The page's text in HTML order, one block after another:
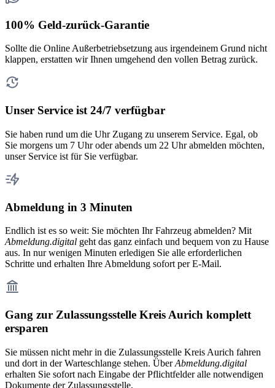
100% Geld-zurück-Garantie
Sollte die Online Außerbetriebsetzung aus irgendeinem Grund nicht
klappen, erstatten wir Ihnen umgehend den vollen Betrag zurück.
Unser Service ist 24/7 verfügbar
Sie haben rund um die Uhr Zugang zu unserem Service. Egal, ob
Sie morgens um 7 Uhr oder abends um 22 Uhr abmelden möchten,
unser Service ist für Sie verfügbar.
Abmeldung in 3 Minuten
Endlich ist es so weit: Sie möchten Ihr Fahrzeug abmelden? Mit
Abmeldung.digital geht das ganz einfach und bequem von zu Hause
aus. In nur wenigen Minuten erledigen Sie alle erforderlichen
Schritte und erhalten Ihre Abmeldung sofort per E-Mail.
Gang zur Zulassungsstelle Kreis Aurich komplett
ersparen
Sie müssen nicht mehr in die Zulassungsstelle Kreis Aurich fahren
und dort in der Warteschlange stehen. ÜberAbmeldung.digital
erhalten Sie sofort nach Eingabe der Pflichtfelder alle notwendigen
Dokumente der Zulassungsstelle.